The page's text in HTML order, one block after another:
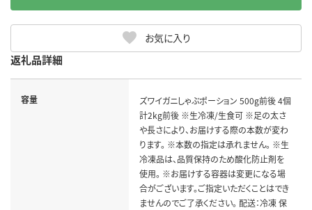
お気に入り
返礼品詳細
容量
ズワイガニしゃぶポーション 500g前後 4個
計2kg前後 ※生冷凍/生食可 ※足の太さ
や長さにより、お届けする際の本数が変わ
ります。 ※本数の指定は承れません。 ※生
冷凍品は、品質保持のため酸化防止剤を
使用。 ※お届けする容器は変更になる場
合がございます。ご指定いただくことはでき
ませんのでご了承ください。 配送：冷凍 保